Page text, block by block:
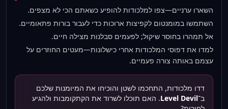
השארו ערניים—צפו למלכודות להופיע כשאתם הכי לא מצפים.
השתמשו במומנטום לקפיצות ארוכות כדי לעבור בורות פתאומיים.
אל תמהרו בחוסר שיקול; לפעמים סבלנות מצילה חיים.
למדו את דפוסי המלכודות אחרי כישלונות—מעטים החוזרים על
עצמם באותה צורה פעמיים.
דדו מלכודות, התחכמו לשטן והוכיחו את המיומנות שלכם
ב־Level Devil. האם תוכלו לשרוד את הקתקומבות ולהגיע